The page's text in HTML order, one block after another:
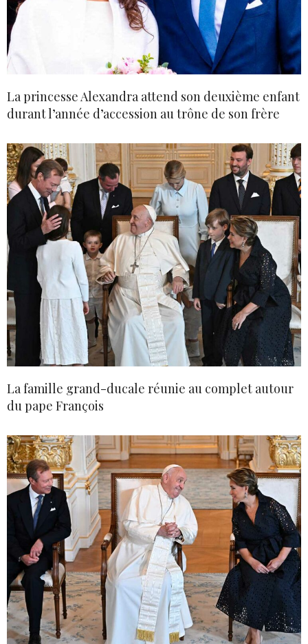
La princesse Alexandra attend son deuxième enfant
durant l’année d’accession au trône de son frère
La famille grand-ducale réunie au complet autour
du pape François